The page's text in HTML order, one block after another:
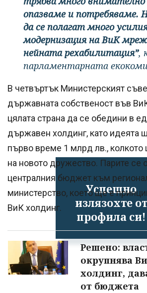
Успешно
излязохте от
профила си!
опазваме и потребяваме.
да се полагат много
модернизация на ВиК
нейната рехабилитация”,
парламентарната
В четвъртък Министерският
държавната собственост във
цялата страна да се обедини в
държавен холдинг, като идеята
първо време 1 млрд лв., колкото
на новото дружество. Парите се
централния бюджет към
министерство, което ще е
ВиК холдинг.
Решено:
окрупнява
холдинг,
от бюджета